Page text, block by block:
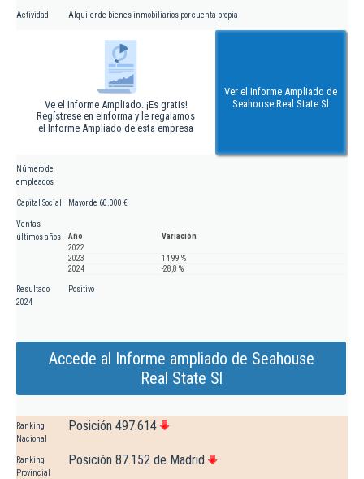
Actividad Alquiler de bienes inmobiliarios por cuenta propia
Ve el Informe Ampliado. ¡Es gratis!
Regístrese en eInforma y le regalamos
el Informe Ampliado de esta empresa
Ver el Informe Ampliado de
Seahouse Real State Sl
Número de
empleados
Capital Social Mayor de 60.000 €
Ventas
últimos años
Año
Variación
2022
2023
14,99 %
2024
-28,8 %
Resultado
2024
Positivo
Accede al Informe ampliado de Seahouse
Real State Sl
Ranking
Nacional
Posición 497.614
Ranking
Provincial
Posición 87.152 de Madrid